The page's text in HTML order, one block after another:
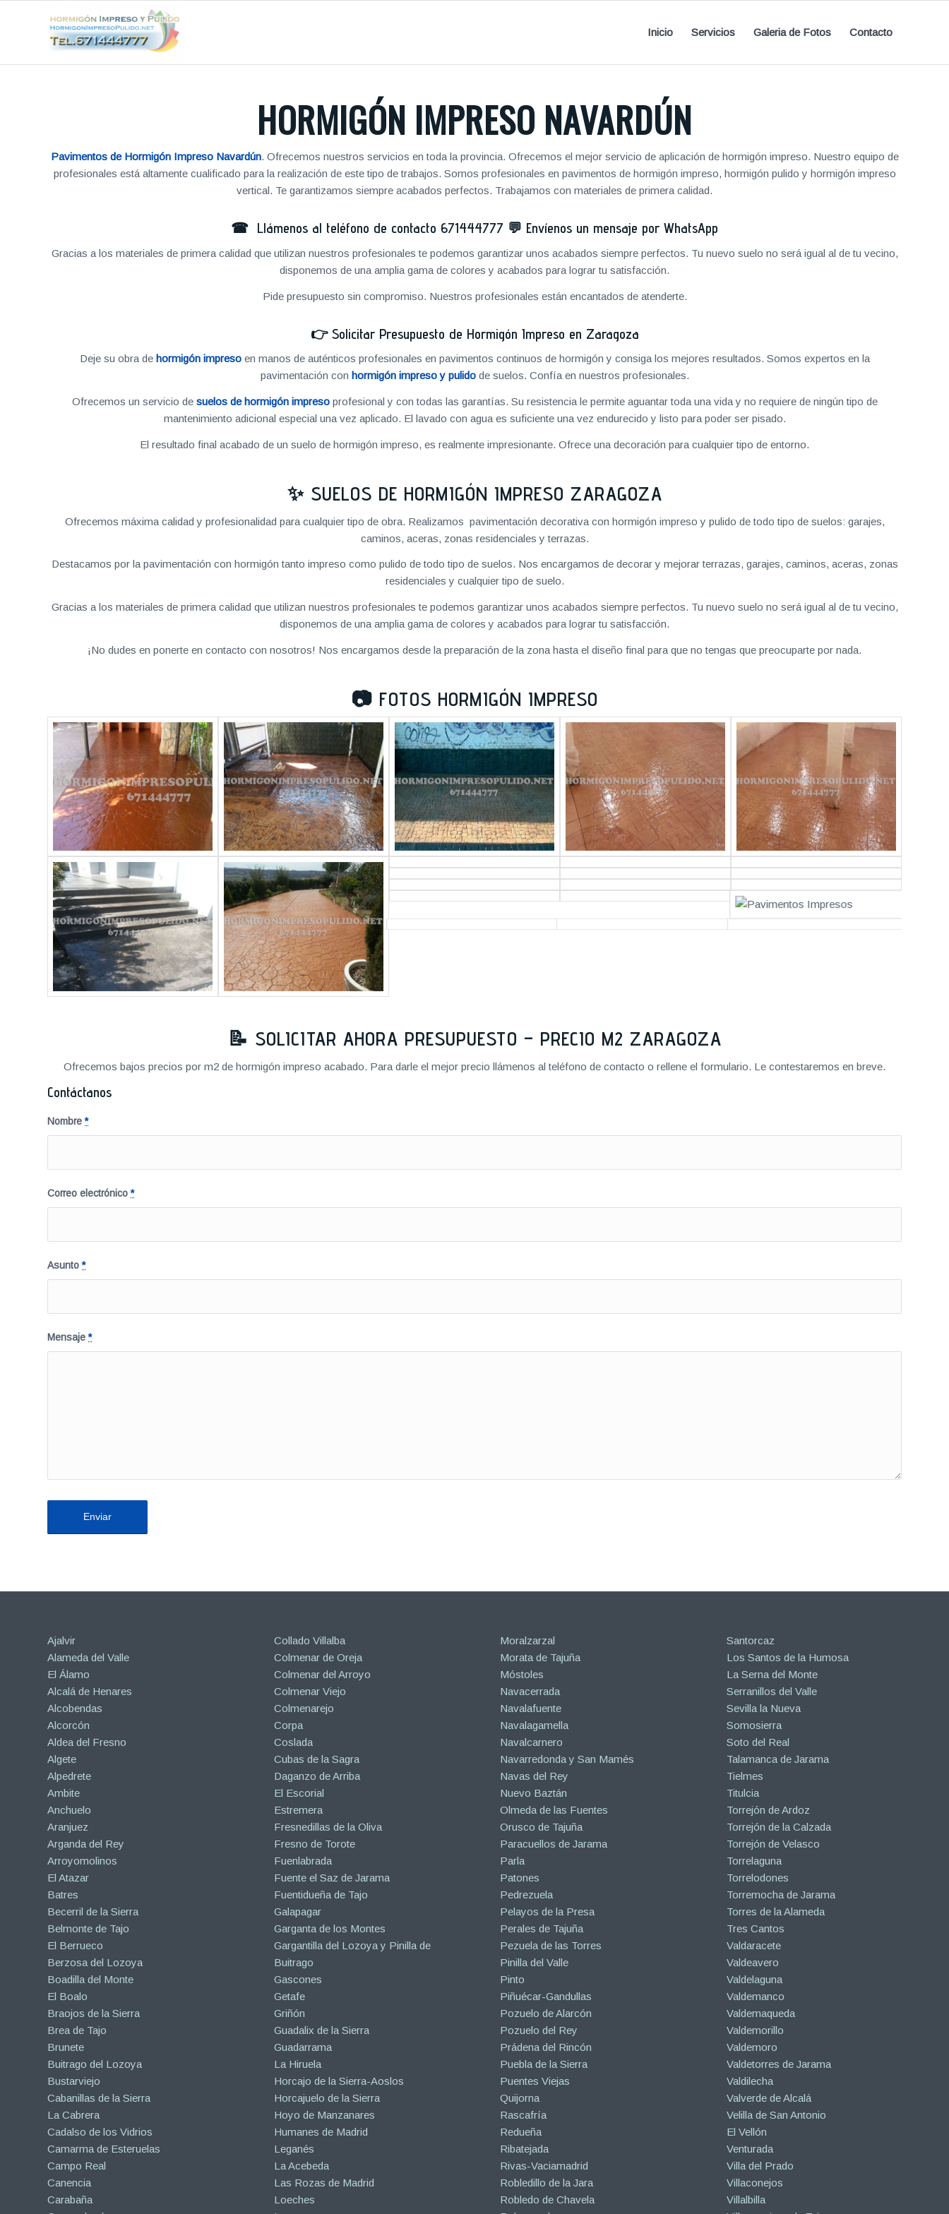
Inicio Servicios Galeria de Fotos Contacto
HORMIGÓN IMPRESO NAVARDÚN
Pavimentos de Hormigón Impreso Navardún. Ofrecemos nuestros servicios en toda la provincia. Ofrecemos el mejor servicio de aplicación de hormigón impreso. Nuestro equipo de
profesionales está altamente cualificado para la realización de este tipo de trabajos. Somos profesionales en pavimentos de hormigón impreso, hormigón pulido y hormigón impreso
vertical. Te garantizamos siempre acabados perfectos. Trabajamos con materiales de primera calidad.
☎ Llámenos al teléfono de contacto 671444777 💬 Envíenos un mensaje por WhatsApp
Gracias a los materiales de primera calidad que utilizan nuestros profesionales te podemos garantizar unos acabados siempre perfectos. Tu nuevo suelo no será igual al de tu vecino,
disponemos de una amplia gama de colores y acabados para lograr tu satisfacción.
Pide presupuesto sin compromiso. Nuestros profesionales están encantados de atenderte.
👉 Solicitar Presupuesto de Hormigón Impreso en Zaragoza
Deje su obra de hormigón impresoen manos de auténticos profesionales en pavimentos continuos de hormigón y consiga los mejores resultados. Somos expertos en la
pavimentación con hormigón impreso y pulidode suelos. Confía en nuestros profesionales.
Ofrecemos un servicio de suelos de hormigón impresoprofesional y con todas las garantías. Su resistencia le permite aguantar toda una vida y no requiere de ningún tipo de
mantenimiento adicional especial una vez aplicado. El lavado con agua es suficiente una vez endurecido y listo para poder ser pisado.
El resultado final acabado de un suelo de hormigón impreso, es realmente impresionante. Ofrece una decoración para cualquier tipo de entorno.
✨ SUELOS DE HORMIGÓN IMPRESO ZARAGOZA
Ofrecemos máxima calidad y profesionalidad para cualquier tipo de obra. Realizamos pavimentación decorativa con hormigón impreso y pulido de todo tipo de suelos: garajes,
caminos, aceras, zonas residenciales y terrazas.
Destacamos por la pavimentación con hormigón tanto impreso como pulido de todo tipo de suelos. Nos encargamos de decorar y mejorar terrazas, garajes, caminos, aceras, zonas
residenciales y cualquier tipo de suelo.
Gracias a los materiales de primera calidad que utilizan nuestros profesionales te podemos garantizar unos acabados siempre perfectos. Tu nuevo suelo no será igual al de tu vecino,
disponemos de una amplia gama de colores y acabados para lograr tu satisfacción.
¡No dudes en ponerte en contacto con nosotros! Nos encargamos desde la preparación de la zona hasta el diseño final para que no tengas que preocuparte por nada.
📷 FOTOS HORMIGÓN IMPRESO
📝 SOLICITAR AHORA PRESUPUESTO – PRECIO M2 ZARAGOZA
Ofrecemos bajos precios por m2 de hormigón impreso acabado. Para darle el mejor precio llámenos al teléfono de contacto o rellene el formulario. Le contestaremos en breve.
Contáctanos
Nombre*
Correo electrónico*
Asunto*
Mensaje*
Ajalvir
Alameda del Valle
El Álamo
Alcalá de Henares
Alcobendas
Alcorcón
Aldea del Fresno
Algete
Alpedrete
Ambite
Anchuelo
Aranjuez
Arganda del Rey
Arroyomolinos
El Atazar
Batres
Becerril de la Sierra
Belmonte de Tajo
El Berrueco
Berzosa del Lozoya
Boadilla del Monte
El Boalo
Braojos de la Sierra
Brea de Tajo
Brunete
Buitrago del Lozoya
Bustarviejo
Cabanillas de la Sierra
La Cabrera
Cadalso de los Vidrios
Camarma de Esteruelas
Campo Real
Canencia
Carabaña
Collado Villalba
Colmenar de Oreja
Colmenar del Arroyo
Colmenar Viejo
Colmenarejo
Corpa
Coslada
Cubas de la Sagra
Daganzo de Arriba
El Escorial
Estremera
Fresnedillas de la Oliva
Fresno de Torote
Fuenlabrada
Fuente el Saz de Jarama
Fuentidueña de Tajo
Galapagar
Garganta de los Montes
Gargantilla del Lozoya y Pinilla de
Buitrago
Gascones
Getafe
Griñón
Guadalix de la Sierra
Guadarrama
La Hiruela
Horcajo de la Sierra-Aoslos
Horcajuelo de la Sierra
Hoyo de Manzanares
Humanes de Madrid
Leganés
La Acebeda
Las Rozas de Madrid
Loeches
Moralzarzal
Morata de Tajuña
Móstoles
Navacerrada
Navalafuente
Navalagamella
Navalcarnero
Navarredonda y San Mamés
Navas del Rey
Nuevo Baztán
Olmeda de las Fuentes
Orusco de Tajuña
Paracuellos de Jarama
Parla
Patones
Pedrezuela
Pelayos de la Presa
Perales de Tajuña
Pezuela de las Torres
Pinilla del Valle
Pinto
Piñuécar-Gandullas
Pozuelo de Alarcón
Pozuelo del Rey
Prádena del Rincón
Puebla de la Sierra
Puentes Viejas
Quijorna
Rascafría
Redueña
Ribatejada
Rivas-Vaciamadrid
Robledillo de la Jara
Robledo de Chavela
Santorcaz
Los Santos de la Humosa
La Serna del Monte
Serranillos del Valle
Sevilla la Nueva
Somosierra
Soto del Real
Talamanca de Jarama
Tielmes
Titulcia
Torrejón de Ardoz
Torrejón de la Calzada
Torrejón de Velasco
Torrelaguna
Torrelodones
Torremocha de Jarama
Torres de la Alameda
Tres Cantos
Valdaracete
Valdeavero
Valdelaguna
Valdemanco
Valdemaqueda
Valdemorillo
Valdemoro
Valdetorres de Jarama
Valdilecha
Valverde de Alcalá
Velilla de San Antonio
El Vellón
Venturada
Villa del Prado
Villaconejos
Villalbilla